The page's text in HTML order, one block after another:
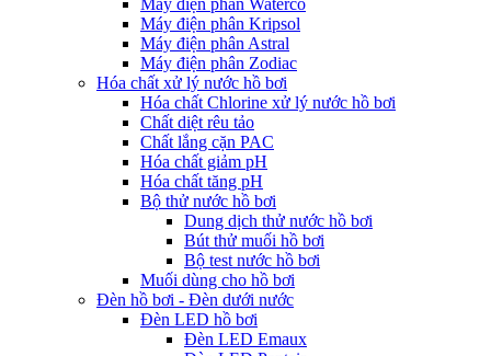
Máy điện phân Waterco
Máy điện phân Kripsol
Máy điện phân Astral
Máy điện phân Zodiac
Hóa chất xử lý nước hồ bơi
Hóa chất Chlorine xử lý nước hồ bơi
Chất diệt rêu tảo
Chất lắng cặn PAC
Hóa chất giảm pH
Hóa chất tăng pH
Bộ thử nước hồ bơi
Dung dịch thử nước hồ bơi
Bút thử muối hồ bơi
Bộ test nước hồ bơi
Muối dùng cho hồ bơi
Đèn hồ bơi - Đèn dưới nước
Đèn LED hồ bơi
Đèn LED Emaux